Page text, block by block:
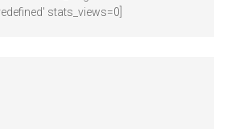
stats_views=0]